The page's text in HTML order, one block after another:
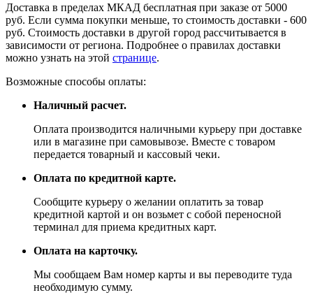
Доставка в пределах МКАД бесплатная при заказе от 5000
руб. Если сумма покупки меньше, то стоимость доставки - 600
руб. Стоимость доставки в другой город рассчитывается в
зависимости от региона. Подробнее о правилах доставки
можно узнать на этой странице.
Возможные способы оплаты:
Наличный расчет.
Оплата производится наличными курьеру при доставке
или в магазине при самовывозе. Вместе с товаром
передается товарный и кассовый чеки.
Оплата по кредитной карте.
Сообщите курьеру о желании оплатить за товар
кредитной картой и он возьмет с собой переносной
терминал для приема кредитных карт.
Оплата на карточку.
Мы сообщаем Вам номер карты и вы переводите туда
необходимую сумму.